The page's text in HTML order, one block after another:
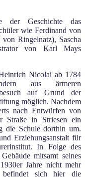
der Geschichte das
wie Ferdinand von
Ringelnatz), Sascha
von Karl Mays
Nicolai ab 1784
aus ärmeren
auf Grund der
möglich. Nachdem
nach Entwürfen von
Straße in Striesen ein
die Schule dorthin um.
Erziehungsanstalt für
In Folge des
mitsamt seines
Jahre nicht mehr
befindet sich hier die